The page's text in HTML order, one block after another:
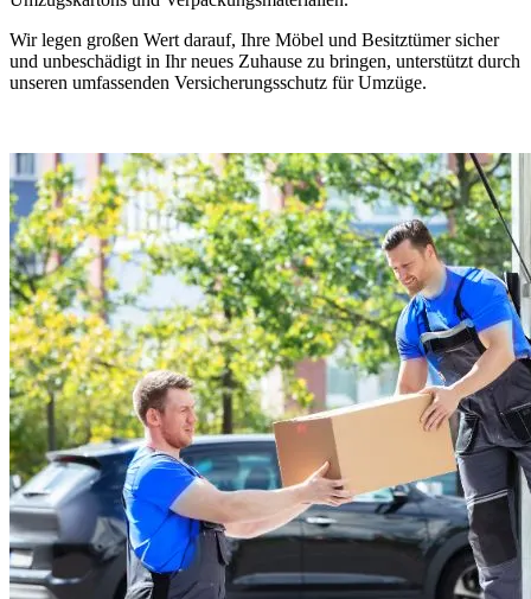
Wir legen großen Wert darauf, Ihre Möbel und Besitztümer sicher
und unbeschädigt in Ihr neues Zuhause zu bringen, unterstützt durch
unseren umfassenden Versicherungsschutz für Umzüge.